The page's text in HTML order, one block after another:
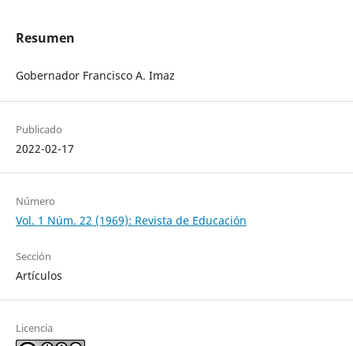
Resumen
Gobernador Francisco A. Imaz
Publicado
2022-02-17
Número
Vol. 1 Núm. 22 (1969): Revista de Educación
Sección
Artículos
Licencia